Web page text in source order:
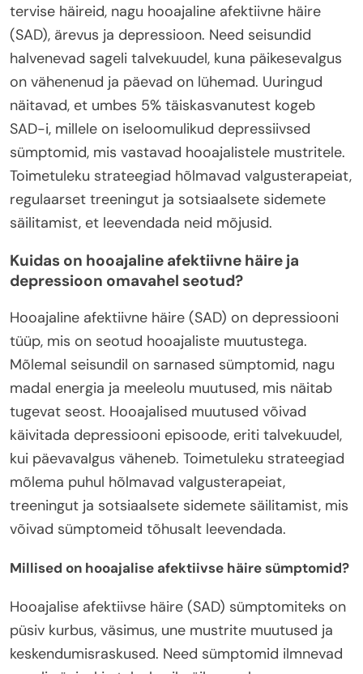
tervise häireid, nagu hooajaline afektiivne häire
(SAD), ärevus ja depressioon. Need seisundid
halvenevad sageli talvekuudel, kuna päikesevalgus
on vähenenud ja päevad on lühemad. Uuringud
näitavad, et umbes 5% täiskasvanutest kogeb
SAD-i, millele on iseloomulikud depressiivsed
sümptomid, mis vastavad hooajalistele mustritele.
Toimetuleku strateegiad hõlmavad valgusterapeiat,
regulaarset treeningut ja sotsiaalsete sidemete
säilitamist, et leevendada neid mõjusid.
Kuidas on hooajaline afektiivne häire ja
depressioon omavahel seotud?
Hooajaline afektiivne häire (SAD) on depressiooni
tüüp, mis on seotud hooajaliste muutustega.
Mõlemal seisundil on sarnased sümptomid, nagu
madal energia ja meeleolu muutused, mis näitab
tugevat seost. Hooajalised muutused võivad
käivitada depressiooni episoode, eriti talvekuudel,
kui päevavalgus väheneb. Toimetuleku strateegiad
mõlema puhul hõlmavad valgusterapeiat,
treeningut ja sotsiaalsete sidemete säilitamist, mis
võivad sümptomeid tõhusalt leevendada.
Millised on hooajalise afektiivse häire sümptomid?
Hooajalise afektiivse häire (SAD) sümptomiteks on
püsiv kurbus, väsimus, une mustrite muutused ja
keskendumisraskused. Need sümptomid ilmnevad